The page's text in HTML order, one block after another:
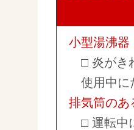
小型湯沸器
□ 炎が
使用中に
排気筒のあ
□ 運転中